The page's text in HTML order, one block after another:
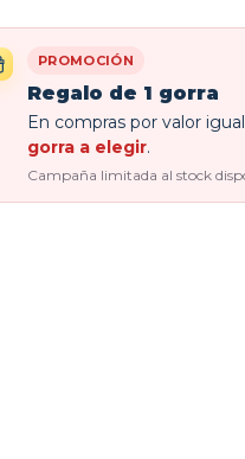
PROMOCIÓN
Regalo de 1 gorra
En compras por valor
gorra a elegir.
Campaña limitada al stock